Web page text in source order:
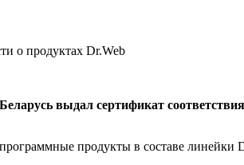
о продуктах Dr.Web
выдал сертификат
продукты в составе линейки